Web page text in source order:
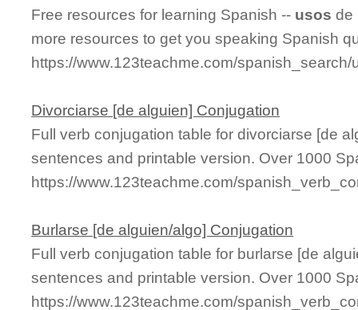
Free resources for learning Spanish -- usos de
more resources to get you speaking Spanish
https://www.123teachme.com/
Divorciarse [de alguien] Conjugation
Full verb conjugation table for divorciarse [de
sentences and printable version. Over 1000
https://www.123teachme.com/
Burlarse [de alguien/algo] Conjugation
Full verb conjugation table for burlarse [de
sentences and printable version. Over 1000
https://www.123teachme.com/